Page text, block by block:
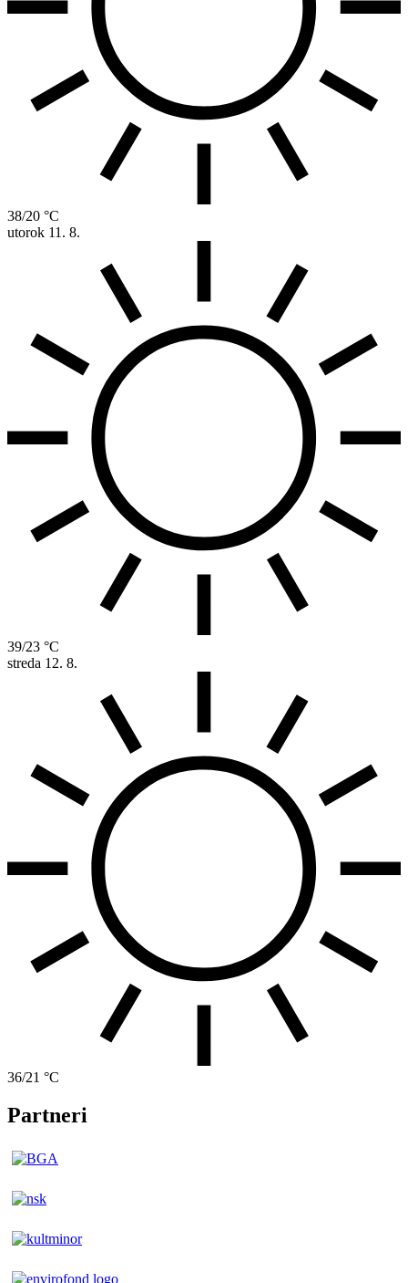
38/20 °C
utorok 11. 8.
39/23 °C
streda 12. 8.
36/21 °C
Partneri